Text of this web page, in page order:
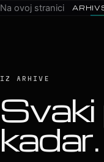
ARCHIVE STREAM —
IZ ARHIVE
Svaki